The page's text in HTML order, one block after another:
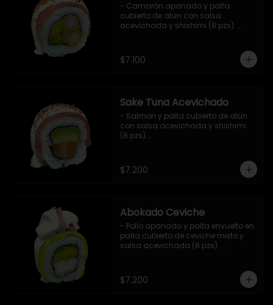
- Camarón apanado y palta
cubierto de atún con salsa
acevichada y shishimi (8 pzs).
$7.100
Sake Tuna Acevichado
- Salmon y palta cubierto de atún
con salsa acevichada y shishimi
(8 pzs).
$7.200
Abokado Ceviche
- Pollo apanado y palta envuelto en
palta cubierto de ceviche mixto y
salsa acevichada (8 pzs).
$7.200